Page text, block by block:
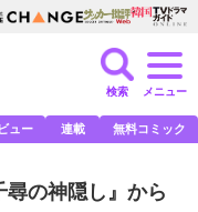
検索 メニュー
ュー 連載 無料コミック
の神隠し』から